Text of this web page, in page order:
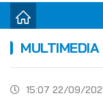
Kinh tế - Tiêu dùng
Đời sống
MULTIMEDIA
15:07 22/09/